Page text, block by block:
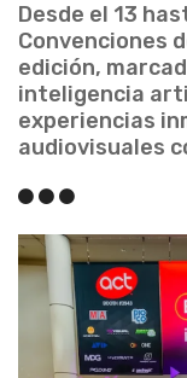
Desde el 13
Convenciones
edición,
inteligencia
experiencias
audiovisuales